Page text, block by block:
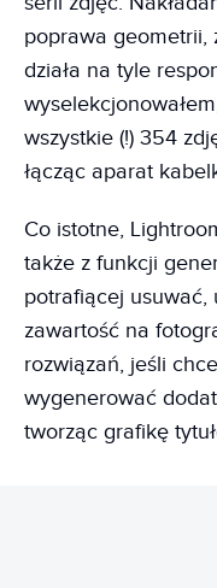
poprawa geometrii,
działa na tyle
wszystkie (!) 354
łącząc aparat
Co istotne,
także z funkcji
potrafiącej usuwać,
zawartość na
rozwiązań, jeśli
wygenerować
tworząc grafikę